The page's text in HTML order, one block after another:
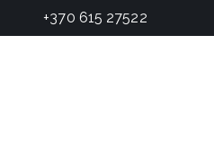
+370 615 27522